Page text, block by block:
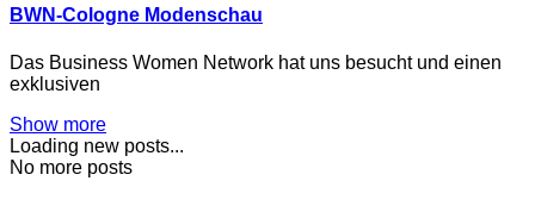
BWN-Cologne Modenschau
Das Business Women Network hat uns besucht und einen
exklusiven
Show more
Loading new posts...
No more posts